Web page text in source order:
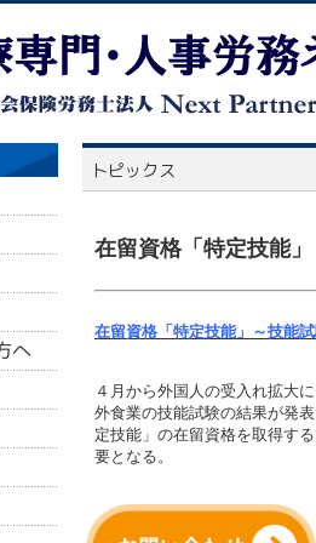
在留資格「特定技能
在留資格「特定技能」～技能
４月から外国人の受入れ拡大
外食業の技能試験の結果が発
定技能」の在留資格を取得す
要となる。